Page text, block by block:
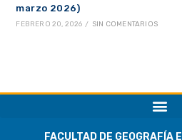
marzo 2026)
FEBRERO 20, 2026 / SIN COMENTARIOS
FACULTAD DE GEOGRAFÍA